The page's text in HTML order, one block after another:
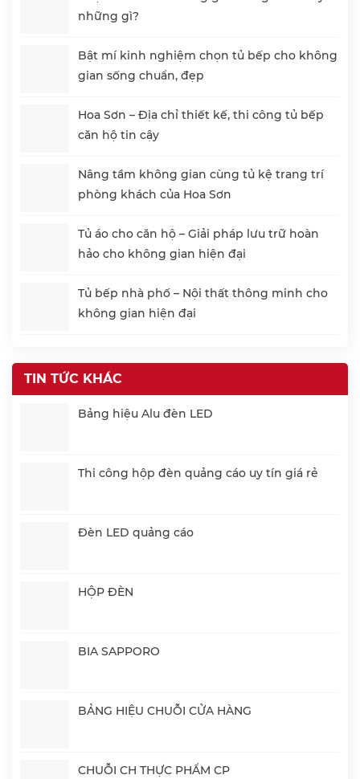
những gì?
Bật mí kinh nghiệm chọn tủ bếp cho không
gian sống chuẩn, đẹp
Hoa Sơn – Địa chỉ thiết kế, thi công tủ bếp
căn hộ tin cậy
Nâng tầm không gian cùng tủ kệ trang trí
phòng khách của Hoa Sơn
Tủ áo cho căn hộ – Giải pháp lưu trữ hoàn
hảo cho không gian hiện đại
Tủ bếp nhà phố – Nội thất thông minh cho
không gian hiện đại
TIN TỨC KHÁC
Bảng hiệu Alu đèn LED
Thi công hộp đèn quảng cáo uy tín giá rẻ
Đèn LED quảng cáo
HỘP ĐÈN
BIA SAPPORO
BẢNG HIỆU CHUỖI CỬA HÀNG
CHUỖI CH THỰC PHẨM CP